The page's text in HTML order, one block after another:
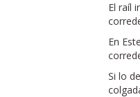
El raíl
En
Si lo